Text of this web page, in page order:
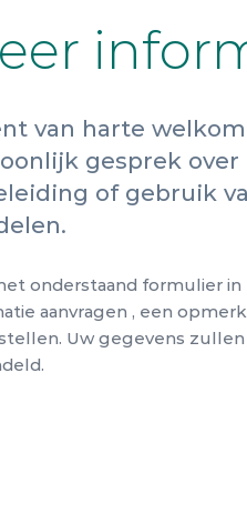
van harte
gesprek over
of gebruik
onderstaand formulier
aanvragen , een
Uw gegevens